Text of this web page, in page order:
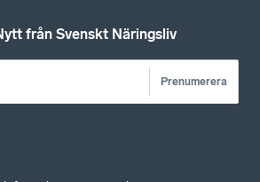
från Svenskt Näringsliv
Prenumerera